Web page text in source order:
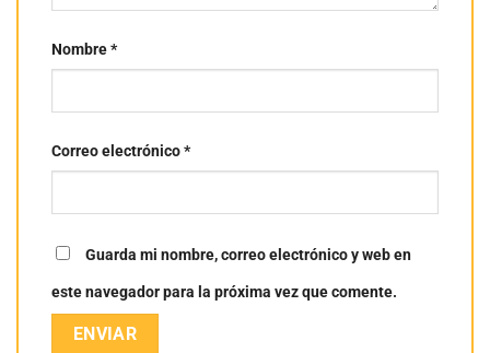
Nombre*
Correo electrónico*
Guarda mi nombre, correo electrónico y web en
este navegador para la próxima vez que comente.